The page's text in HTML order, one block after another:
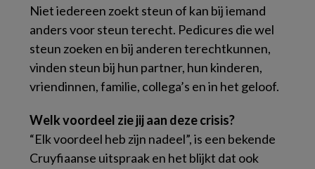
Niet iedereen zoekt steun of kan bij iemand
anders voor steun terecht. Pedicures die wel
steun zoeken en bij anderen terechtkunnen,
vinden steun bij hun partner, hun kinderen,
vriendinnen, familie, collega’s en in het geloof.
Welk voordeel zie jij aan deze crisis?
“Elk voordeel heb zijn nadeel”, is een bekende
Cruyfiaanse uitspraak en het blijkt dat ook